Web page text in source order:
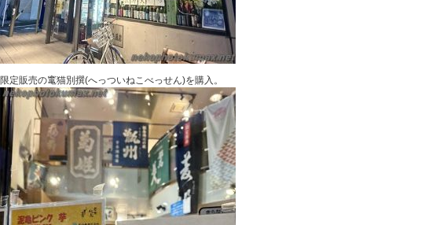
限定販売の竃猫別撰(へっついねこべっせん)を購入。